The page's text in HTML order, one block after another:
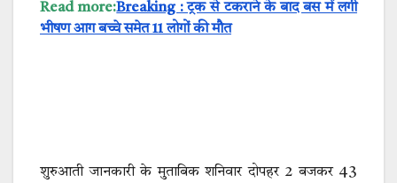
Read more:Breaking : ट्रक से टकराने के बाद बस में लगी
भीषण आग बच्चे समेत 11 लोगों की मौत
शुरुआती जानकारी के मुताबिक शनिवार दोपहर 2 बजकर 43